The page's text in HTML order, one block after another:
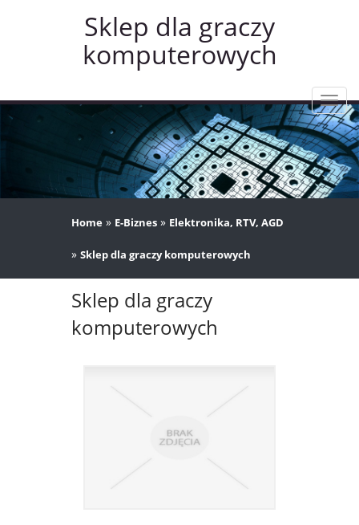
Sklep dla graczy
komputerowych
Home » E-Biznes » Elektronika, RTV, AGD
» Sklep dla graczy komputerowych
Sklep dla graczy
komputerowych